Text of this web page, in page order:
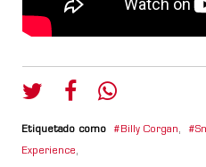
Etiquetado como Billy Corgan,
Experience,